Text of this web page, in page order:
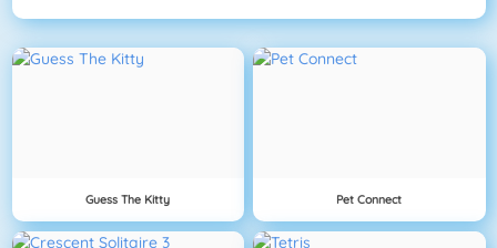
Guess The Kitty Pet Connect